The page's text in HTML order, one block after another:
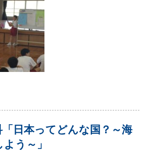
「日本ってどんな国？～海
う～」